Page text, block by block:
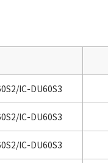
IC-DU60S3
IC-DU60S3
IC-DU60S3